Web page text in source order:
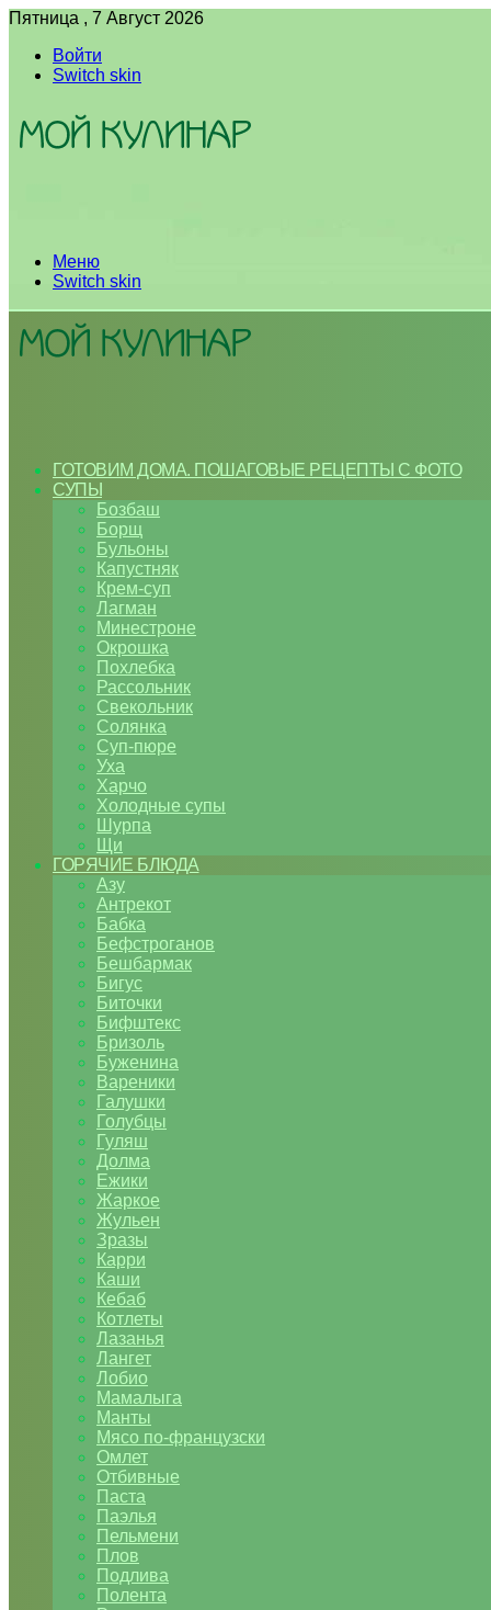
Пятница , 7 Август 2026
Войти
Switch skin
Меню
Switch skin
ГОТОВИМ ДОМА. ПОШАГОВЫЕ РЕЦЕПТЫ С ФОТО
СУПЫ
Бозбаш
Борщ
Бульоны
Капустняк
Крем-суп
Лагман
Минестроне
Окрошка
Похлебка
Рассольник
Свекольник
Солянка
Суп-пюре
Уха
Харчо
Холодные супы
Шурпа
Щи
ГОРЯЧИЕ БЛЮДА
Азу
Антрекот
Бабка
Бефстроганов
Бешбармак
Бигус
Биточки
Бифштекс
Бризоль
Буженина
Вареники
Галушки
Голубцы
Гуляш
Долма
Ежики
Жаркое
Жульен
Зразы
Карри
Каши
Кебаб
Котлеты
Лазанья
Лангет
Лобио
Мамалыга
Манты
Мясо по-французски
Омлет
Отбивные
Паста
Паэлья
Пельмени
Плов
Подлива
Полента